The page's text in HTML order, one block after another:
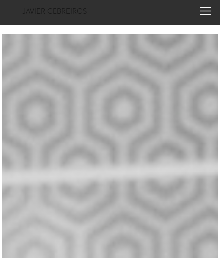
JAVIER CEBREIROS